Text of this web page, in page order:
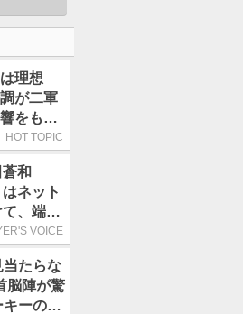
理想
が二軍
をもた
徴は高
HOT TOPIC
和
はネット
、端に
』と栗山
」／憧れ
金言
VOICE
当たらな
脳陣が驚
キーの高